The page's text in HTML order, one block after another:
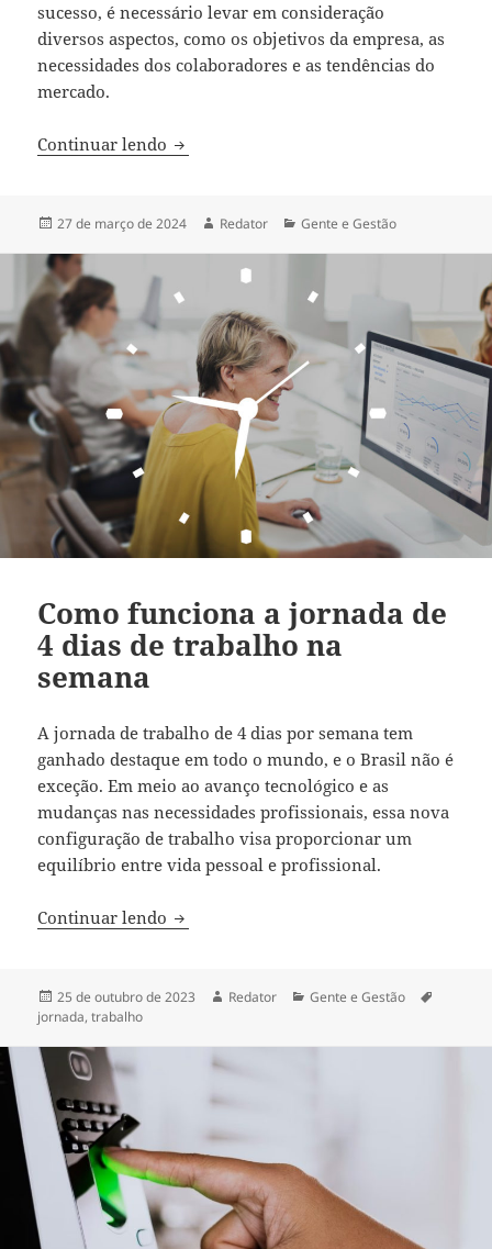
sucesso, é necessário levar em consideração
diversos aspectos, como os objetivos da empresa, as
necessidades dos colaboradores e as tendências do
mercado.
Continuar lendo Plano anual de treinamento: como
Publicado
27 de março de 2024 Autor
Redator Categorias
Gente e Gestão
Como funciona a jornada de
4 dias de trabalho na
semana
A jornada de trabalho de 4 dias por semana tem
ganhado destaque em todo o mundo, e o Brasil não é
exceção. Em meio ao avanço tecnológico e as
mudanças nas necessidades profissionais, essa nova
configuração de trabalho visa proporcionar um
equilíbrio entre vida pessoal e profissional.
Continuar lendo Como funciona a jornada de 4 dias de
Publicado
em
25 de outubro de 2023 Autor
Redator Categorias
Gente e Gestão
jornada,trabalho